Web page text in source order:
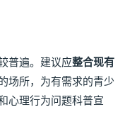
普遍。建议应整合现有
场所，为有需求的青少
心理行为问题科普宣